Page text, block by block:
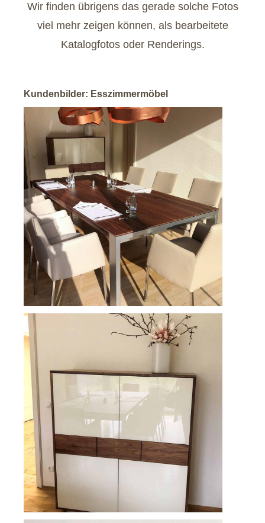
Wir finden übrigens das gerade solche Fotos
viel mehr zeigen können, als bearbeitete
Katalogfotos oder Renderings.
Kundenbilder: Esszimmermöbel